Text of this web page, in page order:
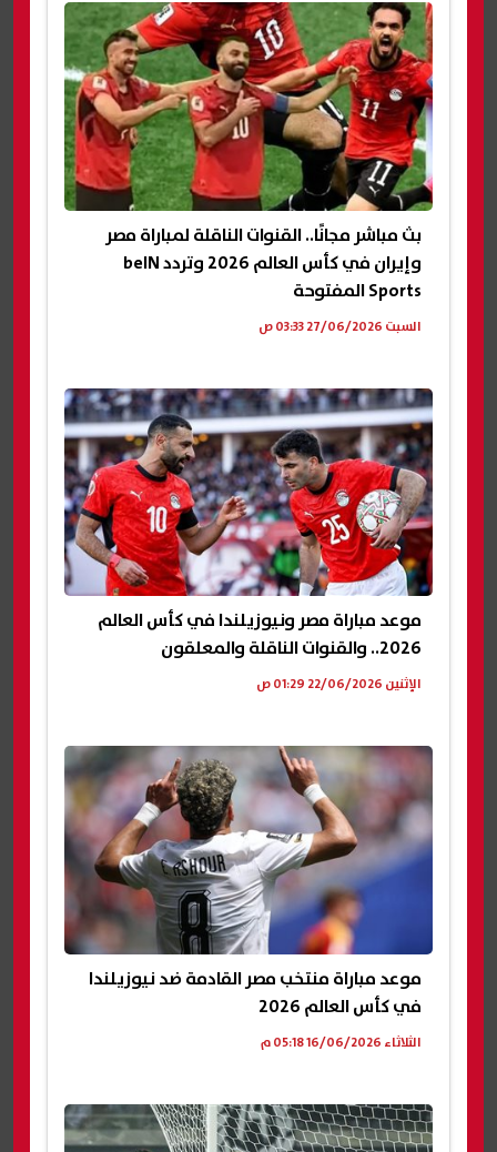
بث مباشر مجانًا.. القنوات الناقلة لمباراة مصر
وإيران في كأس العالم 2026 وتردد beIN
Sports المفتوحة
السبت 27/06/2026 03:33 ص
موعد مباراة مصر ونيوزيلندا في كأس العالم
2026.. والقنوات الناقلة والمعلقون
الإثنين 22/06/2026 01:29 ص
موعد مباراة منتخب مصر القادمة ضد نيوزيلندا
في كأس العالم 2026
الثلاثاء 16/06/2026 05:18 م